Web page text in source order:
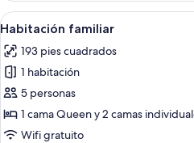
clásica
Abrir
todas
las
fotos
de
Habitación
familiar
4
Habitación familiar
193 pies cuadrados
1 habitación
5 personas
1 cama Queen y 2 camas
Wifi gratuito